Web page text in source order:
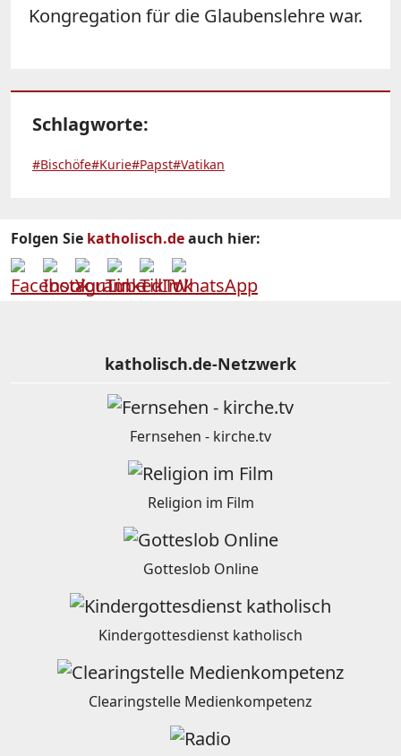
Kongregation für die Glaubenslehre war.
Schlagworte:
#Bischöfe#Kurie#Papst#Vatikan
Folgen Sie katholisch.deauch hier:
katholisch.de-Netzwerk
Fernsehen - kirche.tv
Religion im Film
Gotteslob Online
Kindergottesdienst katholisch
Clearingstelle Medienkompetenz